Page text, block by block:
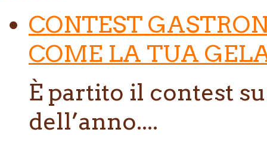
CONTEST
COME LA TUA
È partito il contest
dell’anno....